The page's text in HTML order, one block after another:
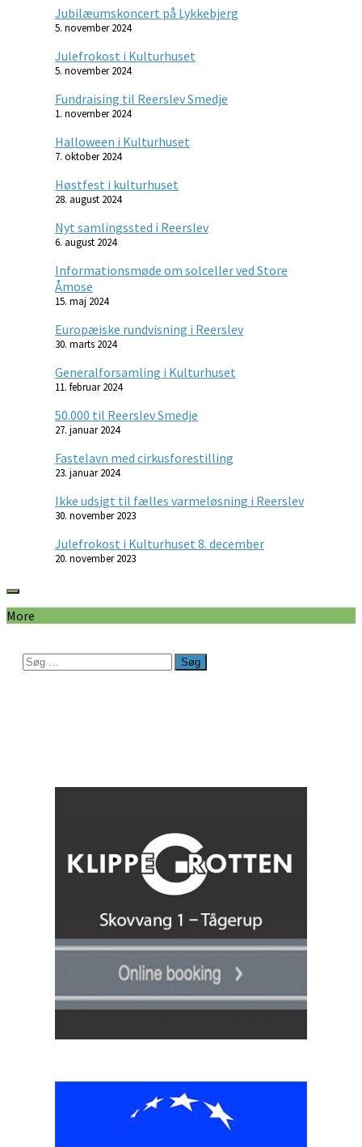
Jubilæumskoncert på Lykkebjerg
5. november 2024
Julefrokost i Kulturhuset
5. november 2024
Fundraising til Reerslev Smedje
1. november 2024
Halloween i Kulturhuset
7. oktober 2024
Høstfest i kulturhuset
28. august 2024
Nyt samlingssted i Reerslev
6. august 2024
Informationsmøde om solceller ved Store
Åmose
15. maj 2024
Europæiske rundvisning i Reerslev
30. marts 2024
Generalforsamling i Kulturhuset
11. februar 2024
50.000 til Reerslev Smedje
27. januar 2024
Fastelavn med cirkusforestilling
23. januar 2024
Ikke udsigt til fælles varmeløsning i Reerslev
30. november 2023
Julefrokost i Kulturhuset 8. december
20. november 2023
More
Søg
efter: